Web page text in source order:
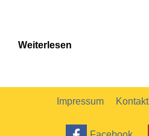
Weiterlesen
Impressum Kontakt